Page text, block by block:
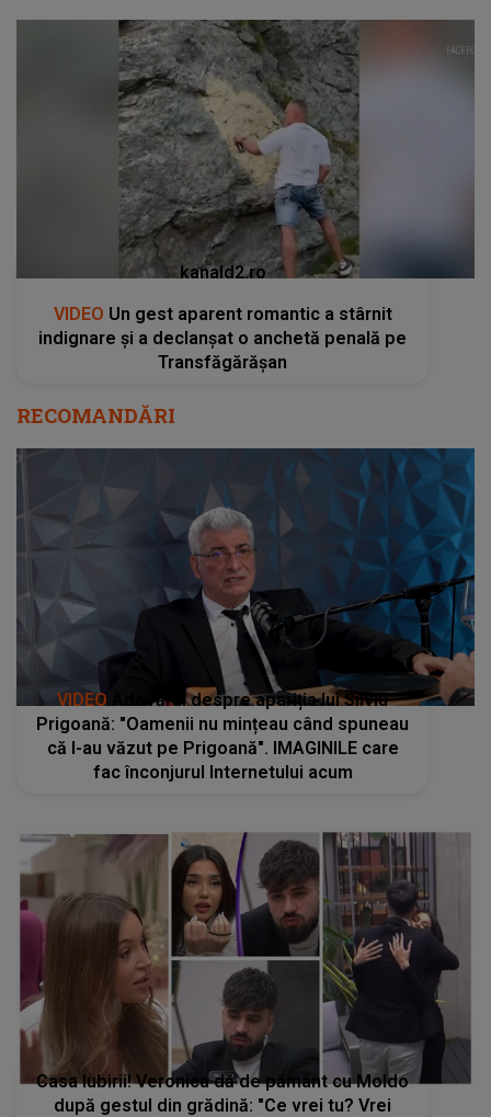
kanald2.ro
VIDEO Un gest aparent romantic a stârnit
indignare și a declanșat o anchetă penală pe
Transfăgărășan
RECOMANDĂRI
VIDEO Adevărul despre apariția lui Silviu
Prigoană: "Oamenii nu mințeau când spuneau
că l-au văzut pe Prigoană". IMAGINILE care
fac înconjurul Internetului acum
Casa Iubirii! Veronica dă de pământ cu Moldo
după gestul din grădină: "Ce vrei tu? Vrei